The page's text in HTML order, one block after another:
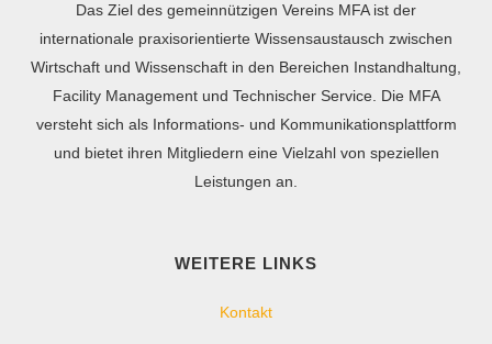
Das Ziel des gemeinnützigen Vereins MFA ist der
internationale praxisorientierte Wissensaustausch zwischen
Wirtschaft und Wissenschaft in den Bereichen Instandhaltung,
Facility Management und Technischer Service. Die MFA
versteht sich als Informations- und Kommunikationsplattform
und bietet ihren Mitgliedern eine Vielzahl von speziellen
Leistungen an.
WEITERE LINKS
Kontakt